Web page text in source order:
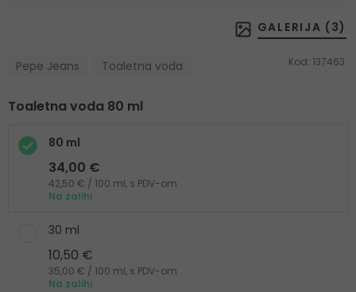
GALERIJA ( 3)
Pepe Jeans Toaletna voda Kod: 137463
Toaletna voda 80 ml
80 ml
34,00 €
42,50 € / 100 ml, s PDV-om
Na zalihi
30 ml
10,50 €
35,00 € / 100 ml, s PDV-om
Na zalihi